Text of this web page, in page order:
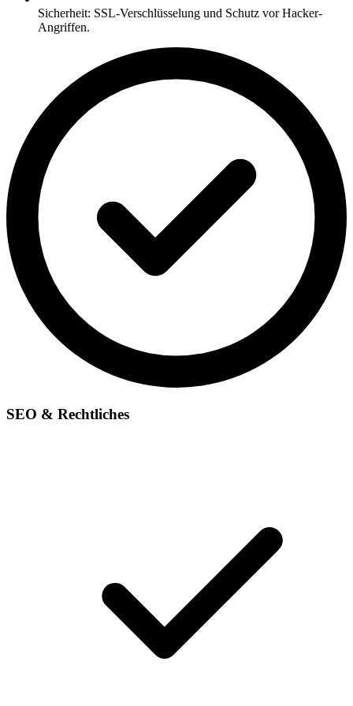
Sicherheit: SSL-Verschlüsselung und Schutz vor Hacker-
Angriffen.
SEO & Rechtliches